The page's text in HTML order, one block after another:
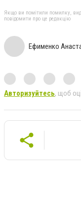
Якщо ви помітили помилку,
повідомити про це редакцію
Ефименко
Авторизуйтесь, щоб